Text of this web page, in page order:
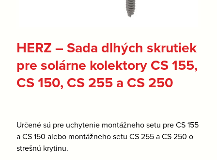
HERZ – Sada dlhých skrutiek
pre solárne kolektory CS 155,
CS 150, CS 255 a CS 250
Určené sú pre uchytenie montážneho setu pre CS 155
a CS 150 alebo montážneho setu CS 255 a CS 250 o
strešnú krytinu.